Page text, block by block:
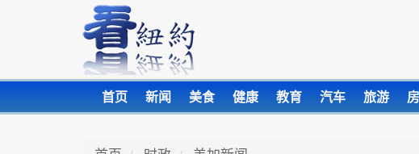
首页 新闻 美食 健康 教育 汽车 旅游